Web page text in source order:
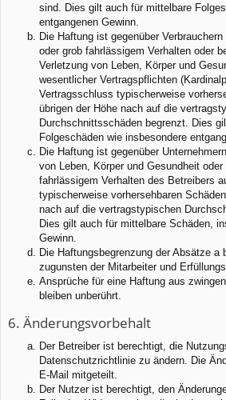
sind. Dies gilt auch für mittelbare
entgangenen Gewinn.
Die Haftung ist gegenüber
oder grob fahrlässigem Verhalten oder
Verletzung von Leben, Körper und
wesentlicher Vertragspflichten
Vertragsschluss typischerweise
übrigen der Höhe nach auf die
Durchschnittsschäden begrenzt. Dies
Folgeschäden wie insbesondere
Die Haftung ist gegenüber
von Leben, Körper und Gesundheit
fahrlässigem Verhalten des Betreibers
typischerweise vorhersehbaren
nach auf die vertragstypischen
Dies gilt auch für mittelbare Schäden,
Gewinn.
Die Haftungsbegrenzung der Absätze
zugunsten der Mitarbeiter und
Ansprüche für eine Haftung aus
bleiben unberührt.
6. Änderungsvorbehalt
Der Betreiber ist berechtigt, die
Datenschutzrichtlinie zu ändern. Die
E-Mail mitgeteilt.
Der Nutzer ist berechtigt, den